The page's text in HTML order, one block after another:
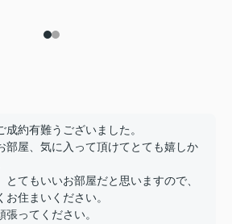
成約有難うございました。
部屋、気に入って頂けてとても嬉しか
とてもいいお部屋だと思いますので、
お住まいください。
張ってください。